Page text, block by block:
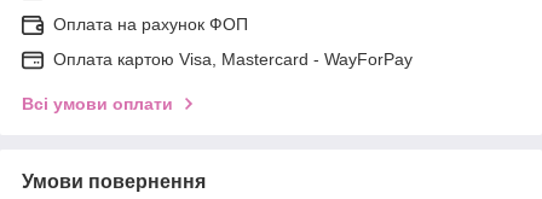
Оплата на рахунок ФОП
Оплата картою Visa, Mastercard - WayForPay
Всі умови оплати
Умови повернення